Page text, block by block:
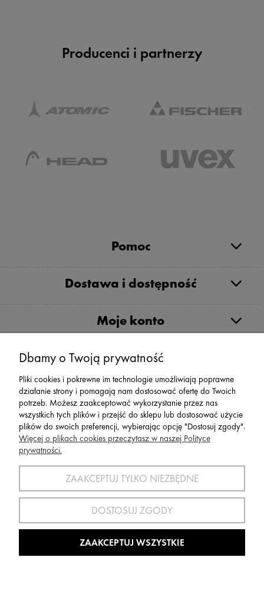
Producenci i partnerzy
Pomoc
Dostawa i dostępność
Moje konto
Serwis
Zwroty,Reklamacje Wymiany
SPORT 2002 ||
sport2002@onet.eutel:(75) 777 76 36
Wszelkie Prawa Zastrzeżone © 2022 Sport2002.pl
Wdrożenie:Agencja InteraktywnaDesignOrka|Sklep Shoper.pl
Dbamy o Twoją prywatność
Pliki cookies i pokrewne im technologie umożliwiają poprawne
działanie strony i pomagają nam dostosować ofertę do Twoich
potrzeb. Możesz zaakceptować wykorzystanie przez nas
wszystkich tych plików i przejść do sklepu lub dostosować użycie
plików do swoich preferencji, wybierając opcję "Dostosuj zgody".
Więcej o plikach cookies przeczytasz w naszej Polityce
prywatności.
ZAAKCEPTUJ TYLKO NIEZBĘDNE
DOSTOSUJ ZGODY
ZAAKCEPTUJ WSZYSTKIE